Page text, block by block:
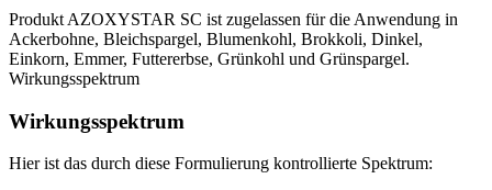
Produkt AZOXYSTAR SC ist zugelassen für die Anwendung in
Ackerbohne, Bleichspargel, Blumenkohl, Brokkoli, Dinkel,
Einkorn, Emmer, Futtererbse, Grünkohl und Grünspargel.
Wirkungsspektrum
Wirkungsspektrum
Hier ist das durch diese Formulierung kontrollierte Spektrum: